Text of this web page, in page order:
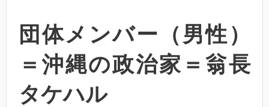
団体メンバー（男性）
＝沖縄の政治家＝翁長
タケハル